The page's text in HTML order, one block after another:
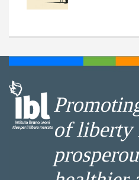
of liberty